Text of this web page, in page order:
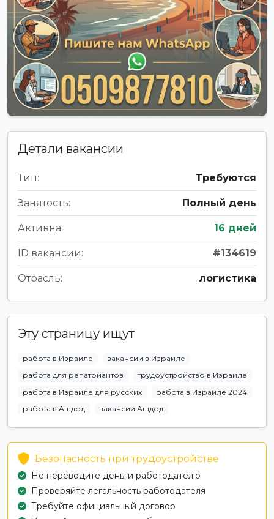
Детали вакансии
Тип: Требуются
Занятость: Полный день
Активна: 16 дней
ID вакансии: #134619
Отрасль: логистика
Эту страницу ищут
работа в Израиле
вакансии в Израиле
работа для репатриантов
трудоустройство в Израиле
работа в Израиле для русских
работа в Израиле 2024
работа в Ашдод
вакансии Ашдод
Безопасность при трудоустройстве
Не переводите деньги работодателю
Проверяйте легальность работодателя
Требуйте официальный договор